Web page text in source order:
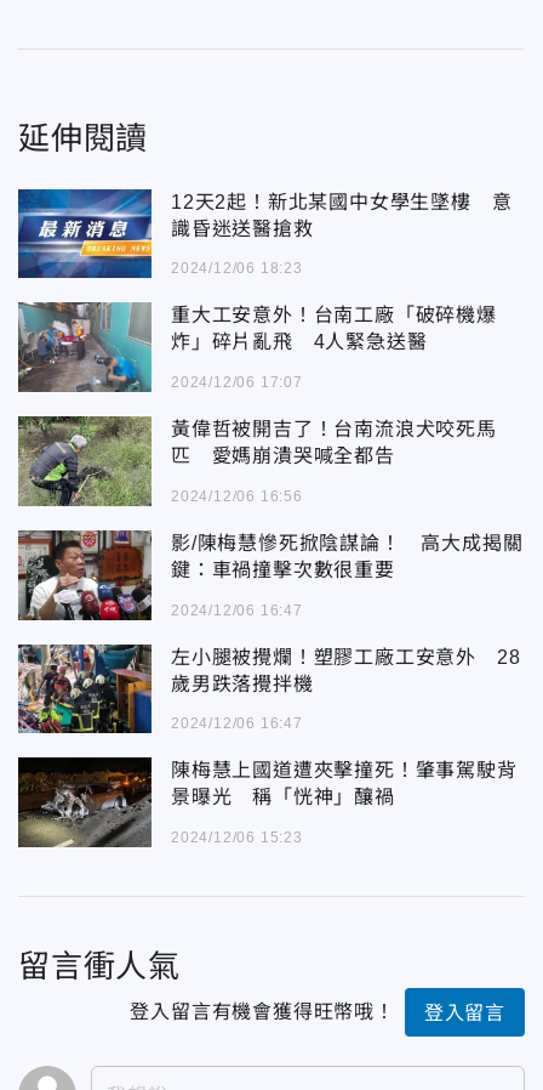
延伸閱讀
12天2起！新北某國中女學生墜樓 意
識昏迷送醫搶救
2024/12/06 18:23
重大工安意外！台南工廠「破碎機爆
炸」碎片亂飛 4人緊急送醫
2024/12/06 17:07
黃偉哲被開吉了！台南流浪犬咬死馬
匹 愛媽崩潰哭喊全都告
2024/12/06 16:56
影/陳梅慧慘死掀陰謀論！ 高大成揭關
鍵：車禍撞擊次數很重要
2024/12/06 16:47
左小腿被攪爛！塑膠工廠工安意外 28
歲男跌落攪拌機
2024/12/06 16:47
陳梅慧上國道遭夾擊撞死！肇事駕駛背
景曝光 稱「恍神」釀禍
2024/12/06 15:23
留言衝人氣
登入留言有機會獲得旺幣哦！ 登入留言